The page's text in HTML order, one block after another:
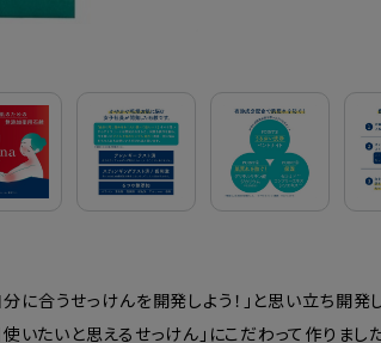
合うせっけんを開発しよう！」と思い立ち開
いたいと思えるせっけん」にこだわって作りました